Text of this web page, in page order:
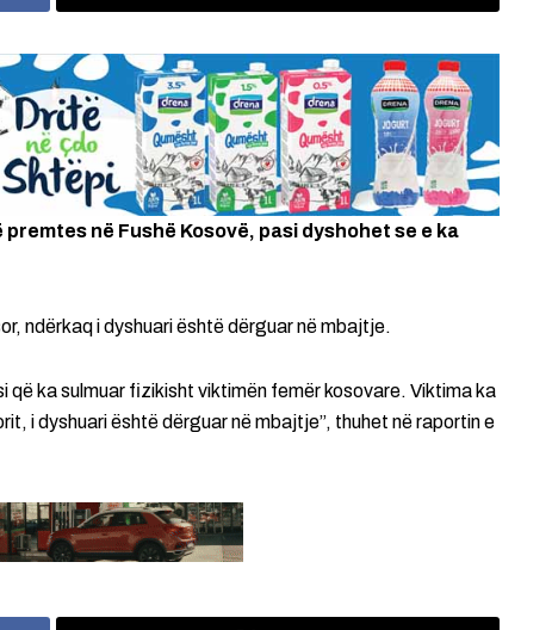
në Fushë Kosovë, pasi dyshohet se e ka
ndërkaq i dyshuari është dërguar në mbajtje.
që ka sulmuar fizikisht viktimën femër kosovare. Viktima ka
i dyshuari është dërguar në mbajtje”, thuhet në raportin e